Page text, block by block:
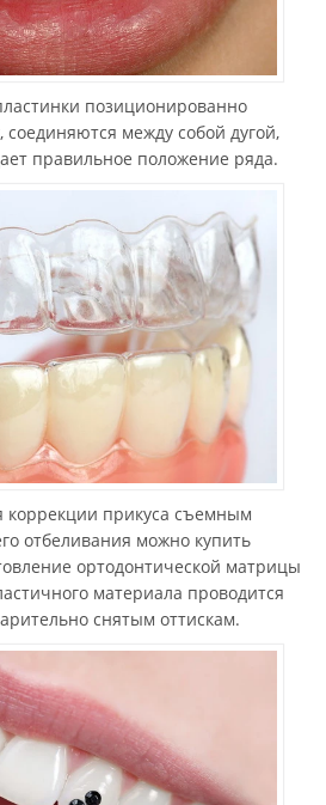
позиционированно
соединяются между собой дугой,
правильное положение ряда.
коррекции прикуса съемным
отбеливания можно купить
ортодонтической матрицы
материала проводится
снятым оттискам.